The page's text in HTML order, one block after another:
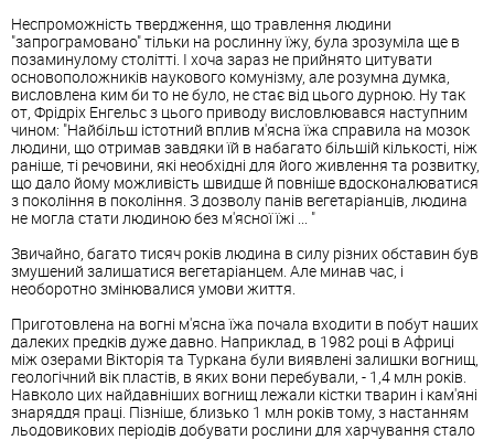
Неспроможність твердження, що травлення людини
"запрограмовано" тільки на рослинну їжу, була зрозуміла ще в
позаминулому столітті. І хоча зараз не прийнято цитувати
основоположників наукового комунізму, але розумна думка,
висловлена ​​ким би то не було, не стає від цього дурною. Ну так
от, Фрідріх Енгельс з цього приводу висловлювався наступним
чином: "Найбільш істотний вплив м'ясна їжа справила на мозок
людини, що отримав завдяки їй в набагато більшій кількості, ніж
раніше, ті речовини, які необхідні для його живлення та розвитку,
що дало йому можливість швидше й повніше вдосконалюватися
з покоління в покоління. З дозволу панів вегетаріанців, людина
не могла стати людиною без м'ясної їжі ... "
Звичайно, багато тисяч років людина в силу різних обставин був
змушений залишатися вегетаріанцем. Але минав час, і
необоротно змінювалися умови життя.
Приготовлена ​​на вогні м'ясна їжа почала входити в побут наших
далеких предків дуже давно. Наприклад, в 1982 році в Африці
між озерами Вікторія та Туркана були виявлені залишки вогнищ,
геологічний вік пластів, в яких вони перебували, - 1,4 млн років.
Навколо цих найдавніших вогнищ лежали кістки тварин і кам'яні
знаряддя праці. Пізніше, близько 1 млн років тому, з настанням
льодовикових періодів добувати рослини для харчування стало